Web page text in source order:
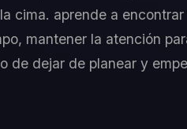
cima. aprende a
mantener la atención
de dejar de planear y